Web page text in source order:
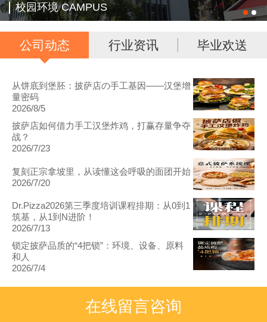
校园环境 CAMPUS
公司动态 行业资讯 毕业欢送
从饼底到堡胚：披萨店の手工基因——汉堡增
量密码
2026/8/5
披萨店如何借力手工汉堡炸鸡，打赢存量争夺
战？
2026/7/23
复刻正宗拿坡里，从读懂这会呼吸的面团开始
2026/7/20
Dr.Pizza2026第三季度培训课程排期：从0到1
筑基，从1到N进阶！
2026/7/13
锁定披萨品质的“4把锁”：环境、设备、原料
和人
2026/7/4
在线留言咨询